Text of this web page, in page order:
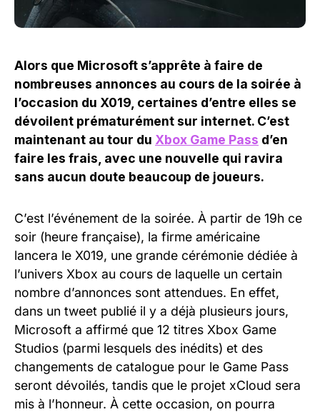
Alors que Microsoft s’apprête à faire de
nombreuses annonces au cours de la soirée à
l’occasion du X019, certaines d’entre elles se
dévoilent prématurément sur internet. C’est
maintenant au tour du Xbox Game Pass d’en
faire les frais, avec une nouvelle qui ravira
sans aucun doute beaucoup de joueurs.
C’est l’événement de la soirée. À partir de 19h ce
soir (heure française), la firme américaine
lancera le X019, une grande cérémonie dédiée à
l’univers Xbox au cours de laquelle un certain
nombre d’annonces sont attendues. En effet,
dans un tweet publié il y a déjà plusieurs jours,
Microsoft a affirmé que 12 titres Xbox Game
Studios (parmi lesquels des inédits) et des
changements de catalogue pour le Game Pass
seront dévoilés, tandis que le projet xCloud sera
mis à l’honneur. À cette occasion, on pourra